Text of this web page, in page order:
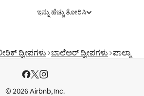
ಇನ್ನು ಹೆಚ್ಚು ತೋರಿಸಿ
ದ್ವೀಪಗಳು ಬಾಲೆಅರ್ ದ್ವೀಪಗಳು ಪಾಲ್ಮಾ
© 2026 Airbnb, Inc.